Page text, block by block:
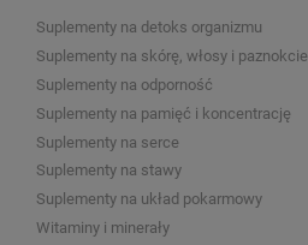
Suplementy na detoks organizmu
Suplementy na skórę, włosy i paznokcie
Suplementy na odporność
Suplementy na pamięć i koncentrację
Suplementy na serce
Suplementy na stawy
Suplementy na układ pokarmowy
Witaminy i minerały